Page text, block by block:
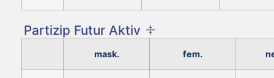
Partizip Futur Aktiv
mask. fem.